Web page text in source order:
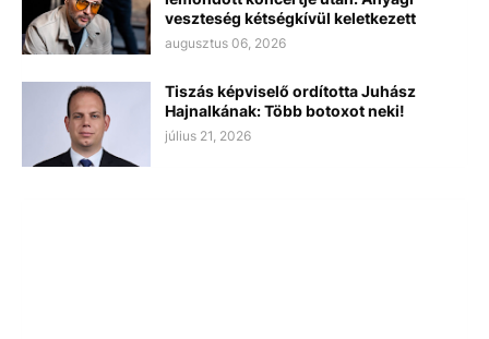
veszteség kétségkívül keletkezett
augusztus 06, 2026
Tiszás képviselő ordította Juhász
Hajnalkának: Több botoxot neki!
július 21, 2026